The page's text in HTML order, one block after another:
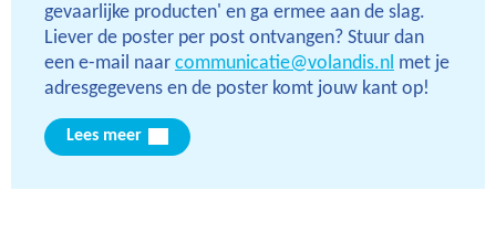
gevaarlijke producten' en ga ermee aan de slag.
Liever de poster per post ontvangen? Stuur dan
een e-mail naar communicatie@volandis.nl met je
adresgegevens en de poster komt jouw kant op!
Lees meer